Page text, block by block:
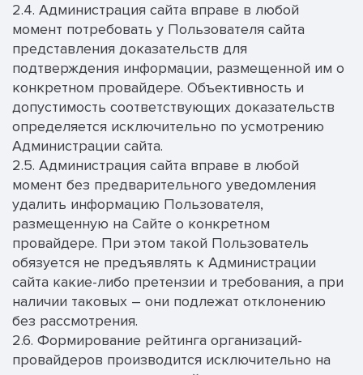
2.4. Администрация сайта вправе в любой
момент потребовать у Пользователя сайта
представления доказательств для
подтверждения информации, размещенной им о
конкретном провайдере. Объективность и
допустимость соответствующих доказательств
определяется исключительно по усмотрению
Администрации сайта.
2.5. Администрация сайта вправе в любой
момент без предварительного уведомления
удалить информацию Пользователя,
размещенную на Сайте о конкретном
провайдере. При этом такой Пользователь
обязуется не предъявлять к Администрации
сайта какие-либо претензии и требования, а при
наличии таковых – они подлежат отклонению
без рассмотрения.
2.6. Формирование рейтинга организаций-
провайдеров производится исключительно на